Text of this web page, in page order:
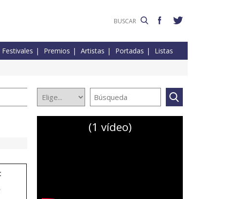
Festivales Premios Artistas Portadas Listas
(1 vídeo)